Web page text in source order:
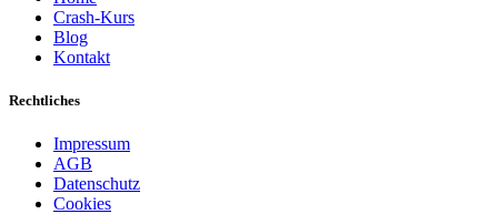
Crash-Kurs
Blog
Kontakt
Rechtliches
Impressum
AGB
Datenschutz
Cookies